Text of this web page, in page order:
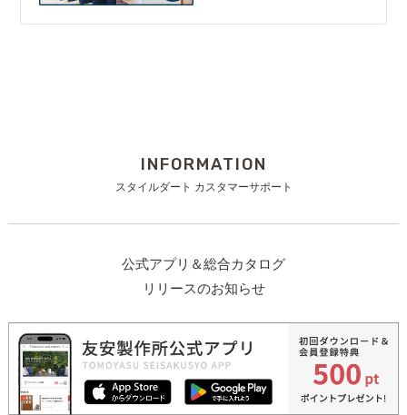
INFORMATION
スタイルダート カスタマーサポート
公式アプリ＆総合カタログ
リリースのお知らせ